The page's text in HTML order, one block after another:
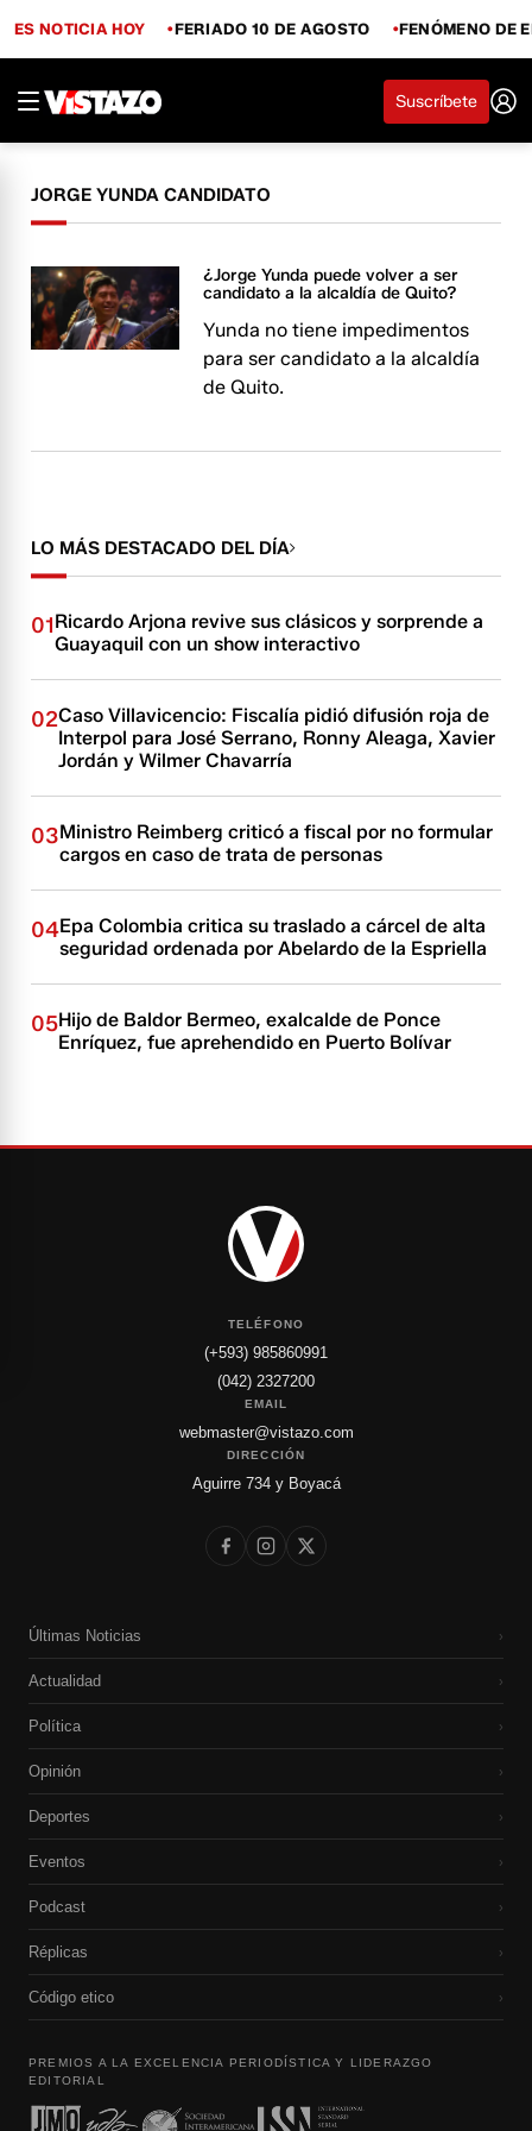
ES NOTICIA HOY FERIADO 10 DE AGOSTO FENÓMENO DE
Suscríbete
JORGE YUNDA CANDIDATO
¿Jorge Yunda puede volver a ser
candidato a la alcaldía de Quito?
Yunda no tiene impedimentos
para ser candidato a la alcaldía
de Quito.
LO MÁS DESTACADO DEL DÍA
01Ricardo Arjona revive sus clásicos y sorprende a
Guayaquil con un show interactivo
02Caso Villavicencio: Fiscalía pidió difusión roja de
Interpol para José Serrano, Ronny Aleaga, Xavier
Jordán y Wilmer Chavarría
03Ministro Reimberg criticó a fiscal por no formular
cargos en caso de trata de personas
04Epa Colombia critica su traslado a cárcel de alta
seguridad ordenada por Abelardo de la Espriella
05Hijo de Baldor Bermeo, exalcalde de Ponce
Enríquez, fue aprehendido en Puerto Bolívar
TELÉFONO
(+593) 985860991
(042) 2327200
EMAIL
webmaster@vistazo.com
DIRECCIÓN
Aguirre 734 y Boyacá
Últimas Noticias ›
Actualidad ›
Política ›
Opinión ›
Deportes ›
Eventos ›
Podcast ›
Réplicas ›
Código etico ›
PREMIOS A LA EXCELENCIA PERIODÍSTICA Y LIDERAZGO
EDITORIAL